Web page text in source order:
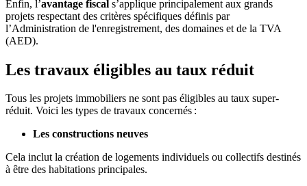
Enfin, l’avantage fiscal s’applique principalement aux grands
projets respectant des critères spécifiques définis par
l’Administration de l'enregistrement, des domaines et de la TVA
(AED).
Les travaux éligibles au taux réduit
Tous les projets immobiliers ne sont pas éligibles au taux super-
réduit. Voici les types de travaux concernés :
Les constructions neuves
Cela inclut la création de logements individuels ou collectifs destinés
à être des habitations principales.